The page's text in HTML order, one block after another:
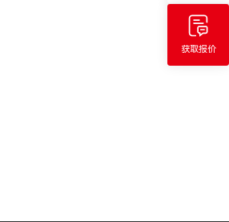
获取报价